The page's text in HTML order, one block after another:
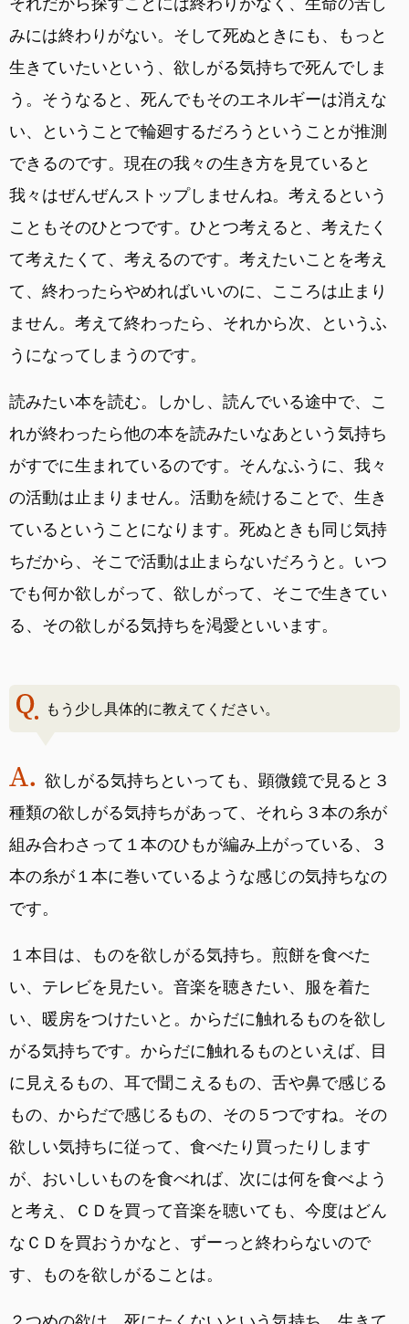
みには終わりがない。そして死ぬときにも、もっと
生きていたいという、欲しがる気持ちで死んでしま
う。そうなると、死んでもそのエネルギーは消えな
い、ということで輪廻するだろうということが推測
できるのです。現在の我々の生き方を見ていると
我々はぜんぜんストップしませんね。考えるという
こともそのひとつです。ひとつ考えると、考えたく
て考えたくて、考えるのです。考えたいことを考え
て、終わったらやめればいいのに、こころは止まり
ません。考えて終わったら、それから次、というふ
うになってしまうのです。
読みたい本を読む。しかし、読んでいる途中で、こ
れが終わったら他の本を読みたいなあという気持ち
がすでに生まれているのです。そんなふうに、我々
の活動は止まりません。活動を続けることで、生き
ているということになります。死ぬときも同じ気持
ちだから、そこで活動は止まらないだろうと。いつ
でも何か欲しがって、欲しがって、そこで生きてい
る、その欲しがる気持ちを渇愛といいます。
もう少し具体的に教えてください。
欲しがる気持ちといっても、顕微鏡で見ると３
種類の欲しがる気持ちがあって、それら３本の糸が
組み合わさって１本のひもが編み上がっている、３
本の糸が１本に巻いているような感じの気持ちなの
です。
１本目は、ものを欲しがる気持ち。煎餅を食べた
い、テレビを見たい。音楽を聴きたい、服を着た
い、暖房をつけたいと。からだに触れるものを欲し
がる気持ちです。からだに触れるものといえば、目
に見えるもの、耳で聞こえるもの、舌や鼻で感じる
もの、からだで感じるもの、その５つですね。その
欲しい気持ちに従って、食べたり買ったりします
が、おいしいものを食べれば、次には何を食べよう
と考え、ＣＤを買って音楽を聴いても、今度はどん
なＣＤを買おうかなと、ずーっと終わらないので
す、ものを欲しがることは。